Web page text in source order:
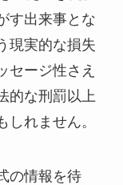
す出来事とな
現実的な損失
セージ性さえ
的な刑罰以上
れません。
の情報を待